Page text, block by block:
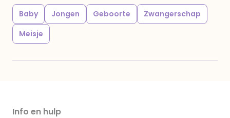
Baby Jongen Geboorte
Zwangerschap
Meisje
Info en hulp